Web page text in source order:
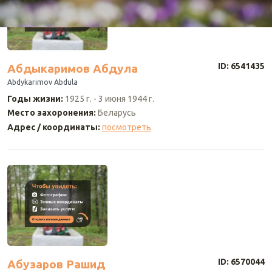
Абдыкаримов Абдула ID: 6541435
Abdykarimov Abdula
Годы жизни: 1925 г. - 3 июня 1944 г.
Место захоронения: Беларусь
Адрес / координаты: посмотреть
Абузаров Рашид ID: 6570044